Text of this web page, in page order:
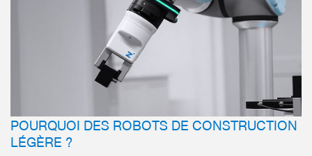
POURQUOI DES ROBOTS DE CONSTRUCTION
LÉGÈRE ?